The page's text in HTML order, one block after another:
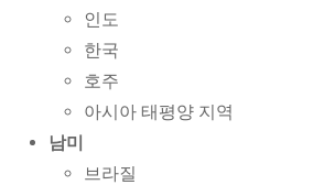
인도
한국
호주
아시아 태평양 지역
남미
브라질